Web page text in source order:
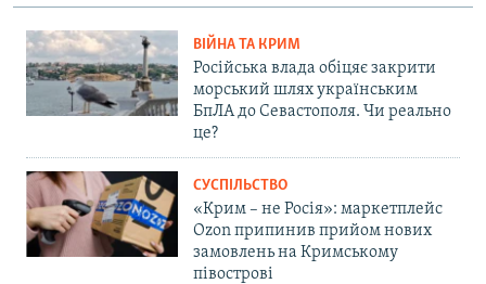
ВІЙНА ТА КРИМ
Російська влада обіцяє закрити
морський шлях українським
БпЛА до Севастополя. Чи реально
це?
СУСПІЛЬСТВО
«Крим – не Росія»: маркетплейс
Ozon припинив прийом нових
замовлень на Кримському
півострові